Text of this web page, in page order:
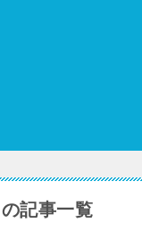
の記事一覧